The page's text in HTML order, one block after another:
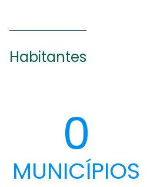
Habitantes
0
MUNICÍPIOS